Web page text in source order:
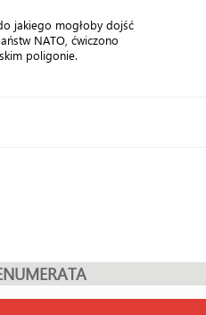
jakiego mogłoby dojść
NATO, ćwiczono
poligonie.